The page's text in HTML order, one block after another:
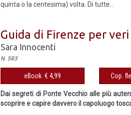
quinta o la centesima) volta. Di tutte...
Guida di Firenze per
Sara Innocenti
N. 583
eBook € 4,99 Cop.
Dai segreti di Ponte Vecchio alle più
scoprire e capire davvero il capoluogo